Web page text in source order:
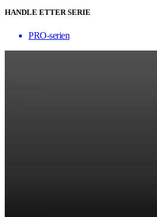
HANDLE ETTER SERIE
PRO-serien